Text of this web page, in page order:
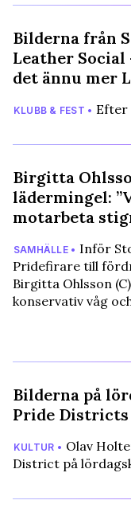
Bilderna från
Leather
det ännu mer
KLUBB & FEST • Efter
Birgitta
lädermingel:
motarbeta
SAMHÄLLE • Inför
Pridefirare till
Birgitta Ohlsson
konservativ våg
Bilderna på
Pride Districts
KULTUR • Olav
District på